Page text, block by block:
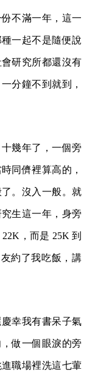
不滿一年，這一
一起不是隨便說
研究所都還沒有
分鐘不到就到，
幾年了，一個旁
同儕裡算高的，
。沒入一般。就
生這一年，身旁
，而是 25K 到
約了我吃飯，講
幸我有書呆子氣
做一個眼淚的旁
職場裡洗這七葷